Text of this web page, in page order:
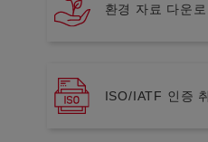
환경 자료 다운로
ISO/IATF 인증